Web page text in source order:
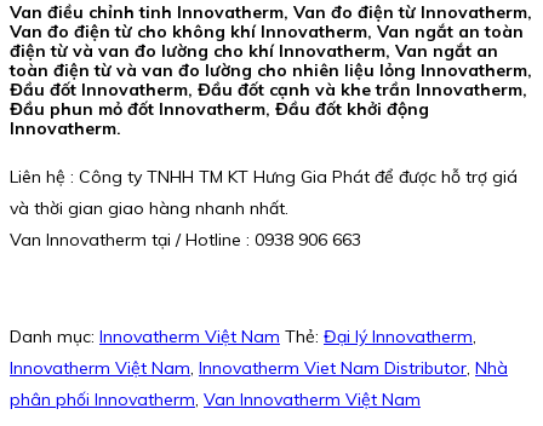
Van điều chỉnh tinh Innovatherm, Van đo điện từ Innovatherm,
Van đo điện từ cho không khí Innovatherm, Van ngắt an toàn
điện từ và van đo lường cho khí Innovatherm, Van ngắt an
toàn điện từ và van đo lường cho nhiên liệu lỏng Innovatherm,
Đầu đốt Innovatherm, Đầu đốt cạnh và khe trần Innovatherm,
Đầu phun mỏ đốt Innovatherm, Đầu đốt khởi động
Innovatherm.
Liên hệ : Công ty TNHH TM KT Hưng Gia Phát để được hỗ trợ giá
và thời gian giao hàng nhanh nhất.
Van Innovatherm tại / Hotline : 0938 906 663
Danh mục: Innovatherm Việt Nam Thẻ: Đại lý Innovatherm,
Innovatherm Việt Nam, Innovatherm Viet Nam Distributor, Nhà
phân phối Innovatherm, Van Innovatherm Việt Nam